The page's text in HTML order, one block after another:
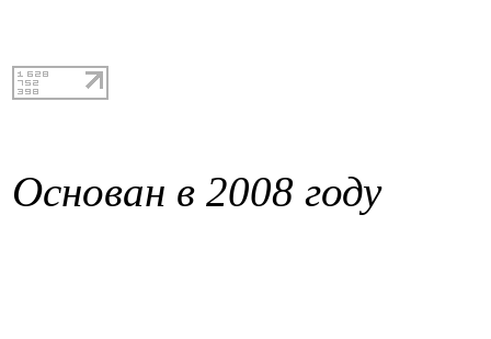
Основан в 2008 году